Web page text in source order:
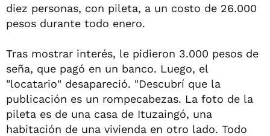
diez personas, con pileta, a un costo de 26.000
pesos durante todo enero.
Tras mostrar interés, le pidieron 3.000 pesos de
seña, que pagó en un banco. Luego, el
"locatario" desapareció. "Descubrí que la
publicación es un rompecabezas. La foto de la
pileta es de una casa de Ituzaingó, una
habitación de una vivienda en otro lado. Todo